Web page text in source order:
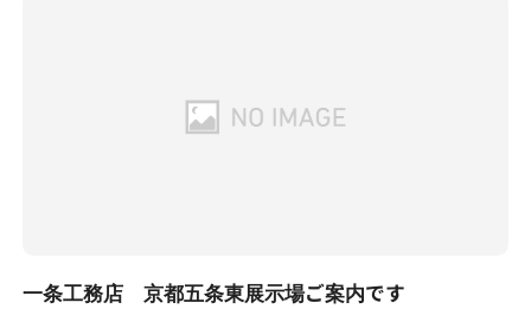
一条工務店 京都五条東展示場ご案内です